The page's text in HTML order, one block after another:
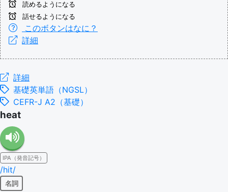
読めるようになる
話せるようになる
このボタンはなに？
詳細
詳細
基礎英単語（NGSL）
CEFR-J A2（基礎）
heat
IPA（発音記号）
/hit/
名詞